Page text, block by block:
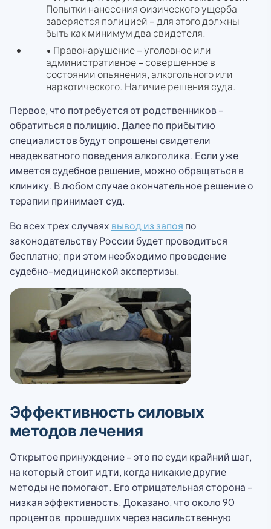
Попытки нанесения физического ущерба
заверяется полицией – для этого должны
быть как минимум два свидетеля.
• Правонарушение – уголовное или
административное – совершенное в
состоянии опьянения, алкогольного или
наркотического. Наличие решения суда.
Первое, что потребуется от родственников –
обратиться в полицию. Далее по прибытию
специалистов будут опрошены свидетели
неадекватного поведения алкоголика. Если уже
имеется судебное решение, можно обращаться в
клинику. В любом случае окончательное решение о
терапии принимает суд.
Во всех трех случаях вывод из запоя по
законодательству России будет проводиться
бесплатно; при этом необходимо проведение
судебно-медицинской экспертизы.
Эффективность силовых
методов лечения
Открытое принуждение – это по суди крайний шаг,
на который стоит идти, когда никакие другие
методы не помогают. Его отрицательная сторона –
низкая эффективность. Доказано, что около 90
процентов, прошедших через насильственную